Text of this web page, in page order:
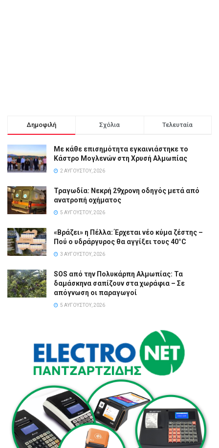
Δημοφιλή Σχόλια Τελευταία
Με κάθε επισημότητα εγκαινιάστηκε το
Κάστρο Μογλενών στη Χρυσή Αλμωπίας
2 ΑΥΓΟΎΣΤΟΥ, 2026
Τραγωδία: Νεκρή 29χρονη οδηγός μετά από
ανατροπή οχήματος
5 ΑΥΓΟΎΣΤΟΥ, 2026
«Βράζει» η Πέλλα: Έρχεται νέο κύμα ζέστης –
Πού ο υδράργυρος θα αγγίξει τους 40°C
3 ΑΥΓΟΎΣΤΟΥ, 2026
SOS από την Πολυκάρπη Αλμωπίας: Τα
δαμάσκηνα σαπίζουν στα χωράφια – Σε
απόγνωση οι παραγωγοί
5 ΑΥΓΟΎΣΤΟΥ, 2026